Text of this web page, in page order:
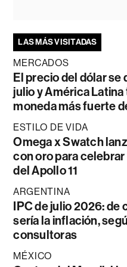
LAS MÁS VISITADAS
MERCADOS
El precio del dólar se
julio y América Latina
moneda más fuerte
ESTILO DE VIDA
Omega x Swatch
con oro para
del Apollo 11
ARGENTINA
IPC de julio 2026: de
sería la inflación,
consultoras
MÉXICO